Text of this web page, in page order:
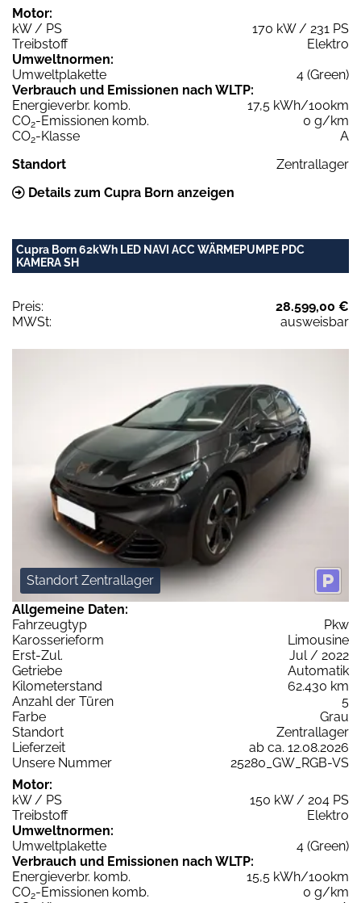
Motor:
kW / PS
170 kW / 231 PS
Treibstoff
Elektro
Umweltnormen:
Umweltplakette
4 (Green)
Verbrauch und Emissionen nach WLTP:
Energieverbr. komb.
17,5 kWh/100km
CO2-Emissionen komb.
0 g/km
CO2-Klasse
A
Standort
Zentrallager
Details zum Cupra Born anzeigen
Cupra Born 62kWh LED NAVI ACC WÄRMEPUMPE PDC
KAMERA SH
Preis:
28.599,00 €
MWSt:
ausweisbar
Standort Zentrallager
Allgemeine Daten:
Fahrzeugtyp
Pkw
Karosserieform
Limousine
Erst-Zul.
Jul / 2022
Getriebe
Automatik
Kilometerstand
62.430 km
Anzahl der Türen
5
Farbe
Grau
Standort
Zentrallager
Lieferzeit
ab ca. 12.08.2026
Unsere Nummer
25280_GW_RGB-VS
Motor:
kW / PS
150 kW / 204 PS
Treibstoff
Elektro
Umweltnormen:
Umweltplakette
4 (Green)
Verbrauch und Emissionen nach WLTP:
Energieverbr. komb.
15,5 kWh/100km
CO2-Emissionen komb.
0 g/km